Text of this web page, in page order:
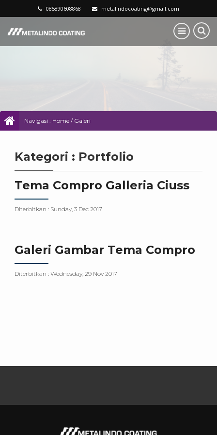
085890608868 metalindocoating@gmail.com
Navigasi : Home / Galeri
Kategori : Portfolio
Tema Compro Galleria Ciuss
Diterbitkan : Sunday, 3 Dec 2017
Galeri Gambar Tema Compro
Diterbitkan : Wednesday, 29 Nov 2017